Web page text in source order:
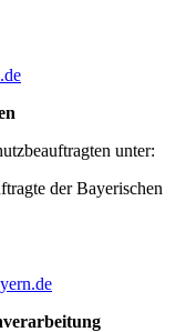
unter:
der Bayerischen